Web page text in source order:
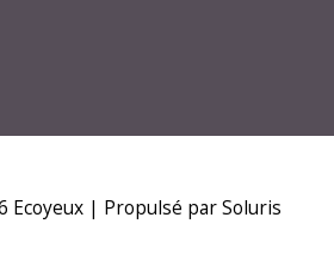
Ecoyeux| Propulsé par Soluris